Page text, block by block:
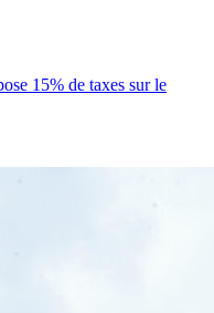
15% de taxes sur le